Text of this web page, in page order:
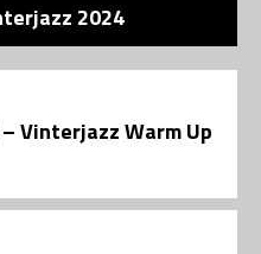
2024
Vinterjazz Warm Up